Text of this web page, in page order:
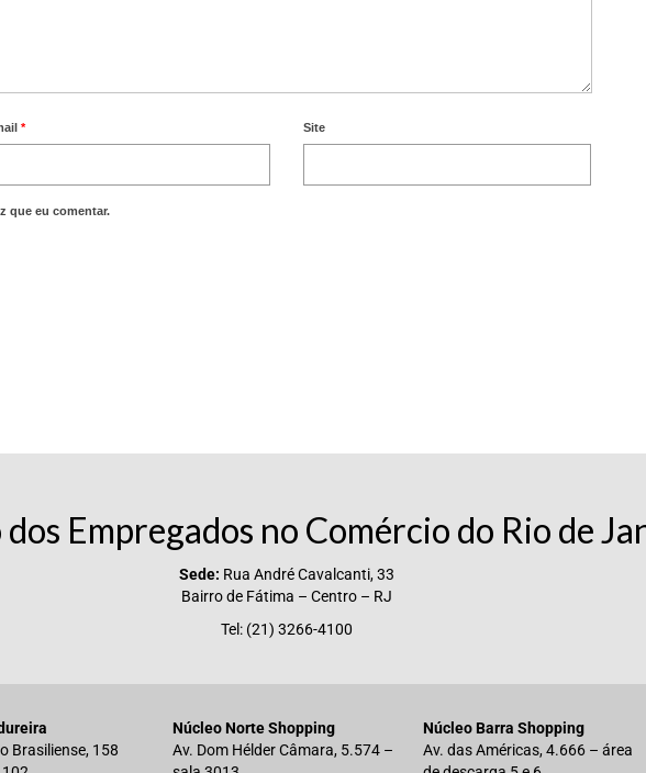
* Site
que eu comentar.
Empregados no Comércio do Rio de
Sede: Rua André Cavalcanti, 33
Bairro de Fátima – Centro – RJ
Tel: (21) 3266-4100
Brasiliense, 158
Núcleo Norte Shopping
Av. Dom Hélder Câmara, 5.574 –
Núcleo Barra Shopping
Av. das Américas, 4.666 – área